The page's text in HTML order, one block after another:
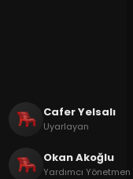
Cafer Yelsalı
Uyarlayan
Okan Akoğlu
Yardımcı Yönetmen